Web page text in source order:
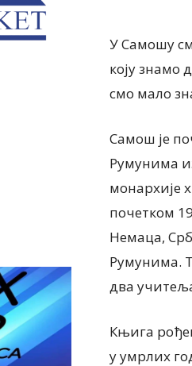
У Самошу
коју знамо
смо мало
Самош је
Румунима
монархије
почетком
Немаца,
Румунима.
два
Књига
у умрлих